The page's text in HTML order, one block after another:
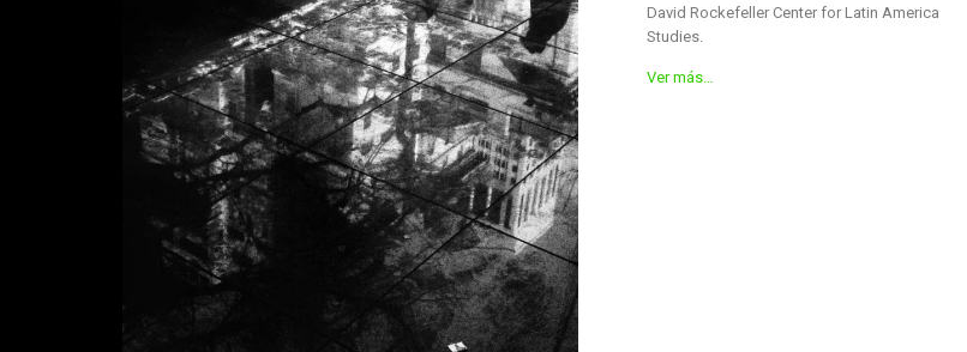
David Rockefeller Center for Latin America
Studies.
Ver más…